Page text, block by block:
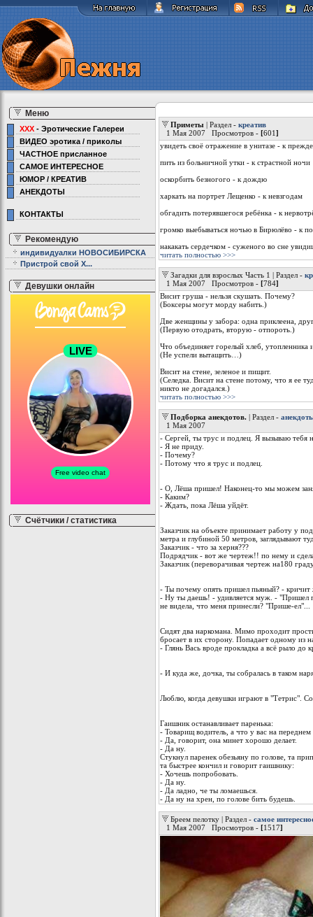
Меню
XXX - Эротические Галереи
ВИДЕО эротика / приколы
ЧАСТНОЕ присланное
САМОЕ ИНТЕРЕСНОЕ
ЮМОР / КРЕАТИВ
АНЕКДОТЫ
КОНТАКТЫ
Рекомендую
индивидуалки НОВОСИБИРСКА
Пристрой свой Х...
Девушки онлайн
Счётчики / статистика
Приметы | Раздел - креатив
1 Мая 2007 Просмотров - [601]
увидеть своё отражение в унитазе - к
пить из больничной утки - к страстной ночи
оскорбить безногого - к дождю
харкать на портрет Лещенко - к невзгодам
обгадить потерявшегося ребёнка - к
громко выебываться ночью в Бирюлёво - к
накакать сердечком - суженого во сне
читать полностью >>>
Загадки для взрослых Часть 1 | Раздел -
1 Мая 2007 Просмотров - [784]
Висит груша - нельзя скушать. Почему?
(Боксеры могут морду набить.)
Две женщины у забора: одна приклеена,
(Первую отодрать, вторую - отпороть.)
Что объединяет горелый хлеб,
(Не успели вытащить…)
Висит на стене, зеленое и пищит.
(Селедка. Висит на стене потому, что я ее
никто не догадался.)
читать полностью >>>
Подборка анекдотов. | Раздел -
1 Мая 2007
- Сергей, ты трус и подлец. Я вызываю тебя
- Я не приду.
- Почему?
- Потому что я трус и подлец.
- О, Лёша пришел! Наконец-то мы можем
- Каким?
- Ждать, пока Лёша уйдёт.
Заказчик на объекте принимает работу у
метра и глубиной 50 метров, заглядывают
Заказчик - что за херня???
Подрядчик - вот же чертеж!! по нему и
Заказчик (переворачивая чертеж на180
- Ты почему опять пришел пьяный? -
- Ну ты даешь! - удивляется муж. - "Пришел
не видела, что меня принесли? "Прише-ел"...
Сидят два наркомана. Мимо проходит
бросает в их сторону. Попадает одному из
- Глянь Вась вроде прокладка а всё рыло до
- И куда же, дочка, ты собралась в таком
Люблю, когда девушки играют в "Тетрис".
Гаишник останавливает паренька:
- Товарищ водитель, а что у вас на переднем
- Да, говорит, она минет хорошо делает.
- Да ну.
Стукнул паренек обезьяну по голове, та
та быстрее кончил и говорит гаишнику:
- Хочешь попробовать.
- Да ну.
- Да ладно, че ты ломаешься.
- Да ну на хрен, по голове бить будешь.
Бреем пелотку | Раздел - самое
1 Мая 2007 Просмотров - [1517]